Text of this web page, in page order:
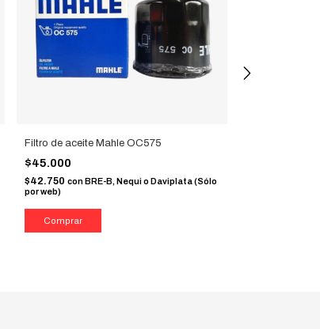
Filtro de aceite Mahle OC575
$45.000
$42.750 conBRE-B, Nequi o Daviplata (Sólo
por web)